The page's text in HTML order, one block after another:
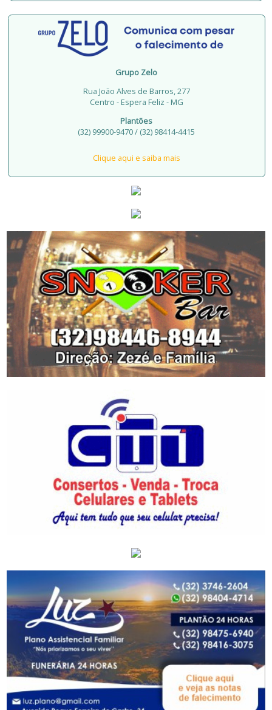
Grupo Zelo
Rua João Alves de Barros, 277
Centro - Espera Feliz - MG
Plantões
(32) 99900-9470 / (32) 98414-4415
Clique aqui e saiba mais